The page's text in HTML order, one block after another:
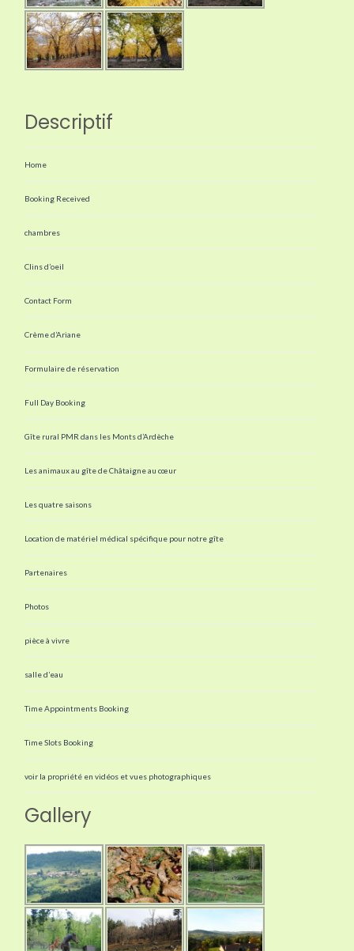
Descriptif
Home
Booking Received
chambres
Clins d’oeil
Contact Form
Crème d’Ariane
Formulaire de réservation
Full Day Booking
Gîte rural PMR dans les Monts d’Ardèche
Les animaux au gîte de Châtaigne au cœur
Les quatre saisons
Location de matériel médical spécifique pour notre gîte
Partenaires
Photos
pièce à vivre
salle d’eau
Time Appointments Booking
Time Slots Booking
voir la propriété en vidéos et vues photographiques
Gallery